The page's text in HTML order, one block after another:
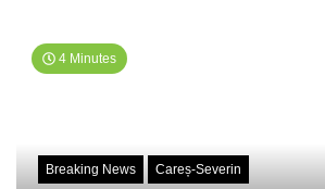
4 Minutes
Breaking News Careș-Severin